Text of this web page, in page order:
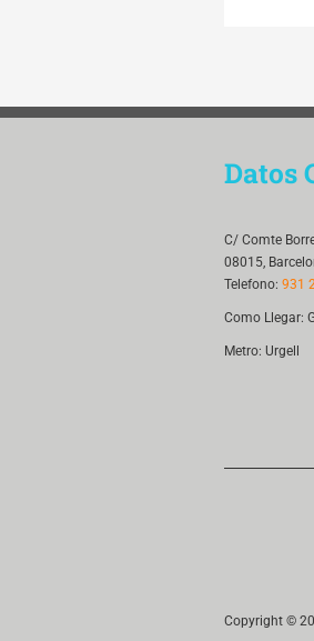
Datos
C/ Comte
08015,
Telefono: 931
Como Llegar:
Metro: Urgell
Copyright ©